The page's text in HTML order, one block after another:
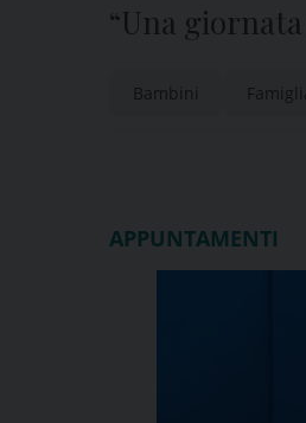
“Una
Bambini
APPUNTAMENTI